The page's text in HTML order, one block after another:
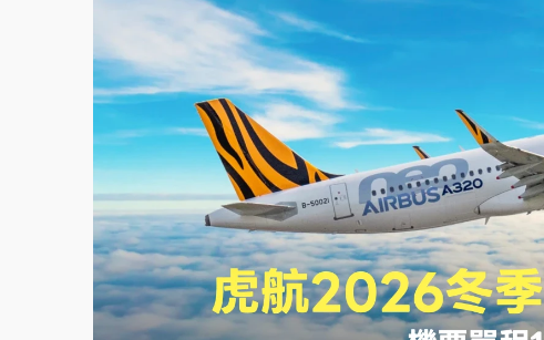
故宮《龍藏經》特展第2檔！今線上預約開賣一度
台東農業處長涉圖利渡假村！東檢抗告成功 今重開
父親節泡湯了！中颱白海豚雨彈轟3天 「紅到發紫